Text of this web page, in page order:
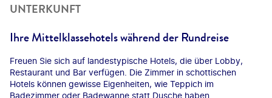
UNTERKUNFT
Ihre Mittelklassehotels während der Rundreise
Freuen Sie sich auf landestypische Hotels, die über Lobby,
Restaurant und Bar verfügen. Die Zimmer in schottischen
Hotels können gewisse Eigenheiten, wie Teppich im
Badezimmer oder Badewanne statt Dusche haben.